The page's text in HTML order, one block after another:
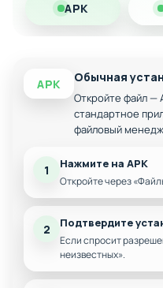
Оптимизация
Загрузите
без ограничений!
APK
APK Обычная
Откройте файл —
стандартное
файловый
1 Нажмите на APK
Откройте через
2 Подтвердите
Если спросит
неизвестных».